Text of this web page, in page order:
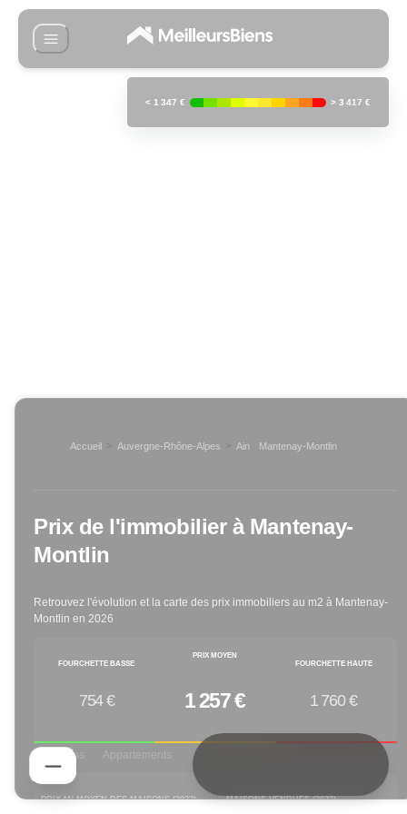
Accueil > Auvergne-Rhône-Alpes > Ain Mantenay-Montlin
Prix de l'immobilier à Mantenay-
Montlin
Retrouvez l'évolution et la carte des prix immobiliers au m2 à Mantenay-
Montlin en 2026
FOURCHETTE BASSE
754 €
PRIX MOYEN
1 257 €
FOURCHETTE HAUTE
1 760 €
Maisons Appartements
PRIX M² MOYEN DES MAISONS (2023) MAISONS VENDUES (2023)
< 1 347 € > 3 417 €